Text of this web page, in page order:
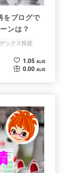
をブログで
ンは？
ックス投資
1.05 ALIS
0.00 ALIS